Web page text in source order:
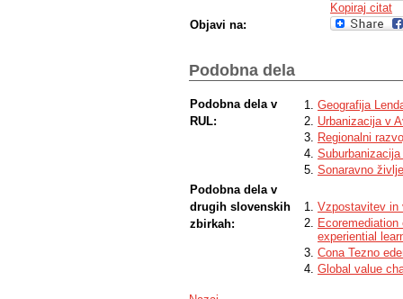
Kopiraj citat
Objavi na:
Podobna dela
Podobna dela v
RUL:
Geografija
Urbanizacija v
Regionalni
Sonaravno
Podobna dela v
drugih slovenskih
zbirkah:
Vzpostavitev in
experiential
Cona Tezno
Global value